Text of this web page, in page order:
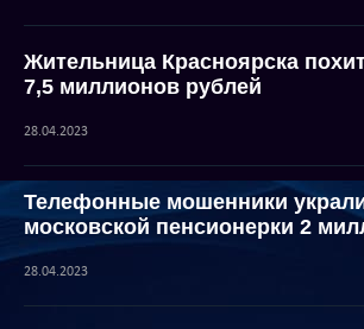
Жительница Красноярска
7,5 миллионов рублей
28.04.2023
Телефонные мошенники
московской пенсионерки 2
28.04.2023